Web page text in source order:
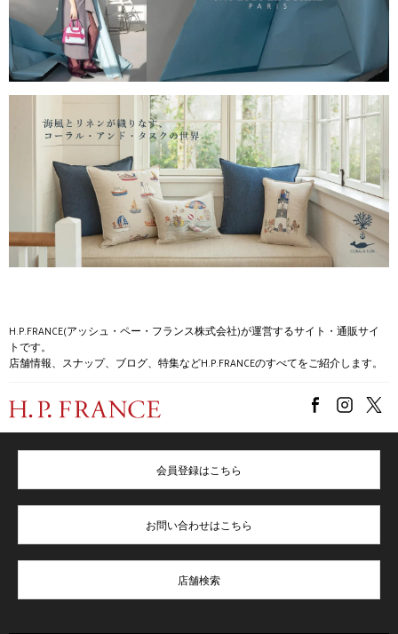
H.P.FRANCE(アッシュ・ペー・フランス株式会社)が運営するサイト・通販サイ
トです。
店舗情報、スナップ、ブログ、特集などH.P.FRANCEのすべてをご紹介します。
会員登録はこちら
お問い合わせはこちら
店舗検索